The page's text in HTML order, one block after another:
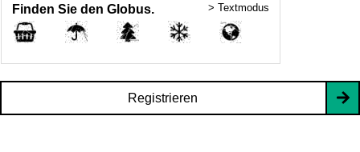
Finden Sie den Globus. > Textmodus
Registrieren